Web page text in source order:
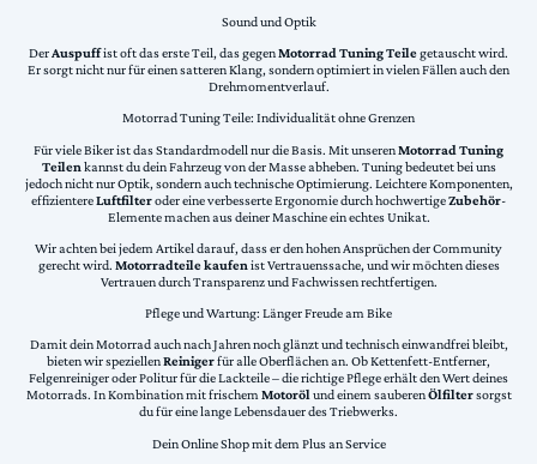
Sound und Optik
DerAuspuffist oft das erste Teil, das gegenMotorrad Tuning Teilegetauscht wird.
Er sorgt nicht nur für einen satteren Klang, sondern optimiert in vielen Fällen auch den
Drehmomentverlauf.
Motorrad Tuning Teile: Individualität ohne Grenzen
Für viele Biker ist das Standardmodell nur die Basis. Mit unserenMotorrad Tuning
Teilen kannst du dein Fahrzeug von der Masse abheben. Tuning bedeutet bei uns
jedoch nicht nur Optik, sondern auch technische Optimierung. Leichtere Komponenten,
effizientereLuftfilteroder eine verbesserte Ergonomie durch hochwertigeZubehör-
Elemente machen aus deiner Maschine ein echtes Unikat.
Wir achten bei jedem Artikel darauf, dass er den hohen Ansprüchen der Community
gerecht wird. Motorradteile kaufen ist Vertrauenssache, und wir möchten dieses
Vertrauen durch Transparenz und Fachwissen rechtfertigen.
Pflege und Wartung: Länger Freude am Bike
Damit dein Motorrad auch nach Jahren noch glänzt und technisch einwandfrei bleibt,
bieten wir speziellenReinigerfür alle Oberflächen an. Ob Kettenfett-Entferner,
Felgenreiniger oder Politur für die Lackteile – die richtige Pflege erhält den Wert deines
Motorrads. In Kombination mit frischemMotorölund einem sauberenÖlfiltersorgst
du für eine lange Lebensdauer des Triebwerks.
Dein Online Shop mit dem Plus an Service